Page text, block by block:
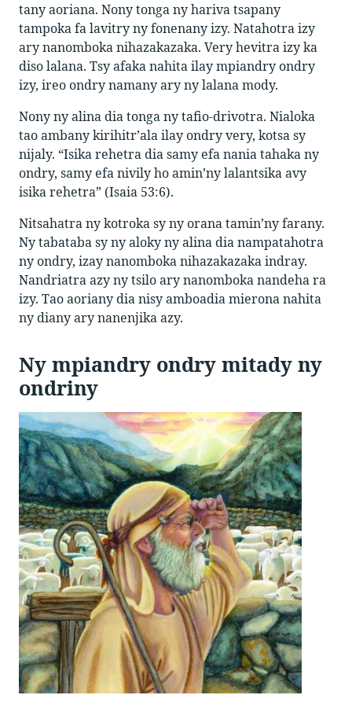
tany aoriana. Nony tonga ny hariva tsapany
tampoka fa lavitry ny fonenany izy. Natahotra izy
ary nanomboka nihazakazaka. Very hevitra izy ka
diso lalana. Tsy afaka nahita ilay mpiandry ondry
izy, ireo ondry namany ary ny lalana mody.
Nony ny alina dia tonga ny tafio-drivotra. Nialoka
tao ambany kirihitr’ala ilay ondry very, kotsa sy
nijaly. “Isika rehetra dia samy efa nania tahaka ny
ondry, samy efa nivily ho amin’ny lalantsika avy
isika rehetra” (Isaia 53:6).
Nitsahatra ny kotroka sy ny orana tamin’ny farany.
Ny tabataba sy ny aloky ny alina dia nampatahotra
ny ondry, izay nanomboka nihazakazaka indray.
Nandriatra azy ny tsilo ary nanomboka nandeha ra
izy. Tao aoriany dia nisy amboadia mierona nahita
ny diany ary nanenjika azy.
Ny mpiandry ondry mitady ny
ondriny